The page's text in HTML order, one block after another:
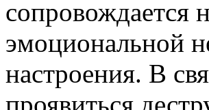
сопровождается
эмоциональной
настроения. В
проявиться